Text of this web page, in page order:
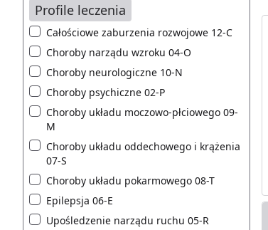
Profile leczenia
Całościowe zaburzenia rozwojowe 12-C
Choroby narządu wzroku 04-O
Choroby neurologiczne 10-N
Choroby psychiczne 02-P
Choroby układu moczowo-płciowego 09-
M
Choroby układu oddechowego i krążenia
07-S
Choroby układu pokarmowego 08-T
Epilepsja 06-E
Upośledzenie narządu ruchu 05-R